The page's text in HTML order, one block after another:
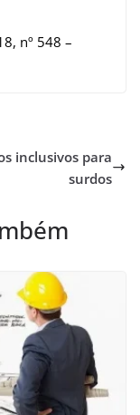
nº 548 –
inclusivos para
surdos